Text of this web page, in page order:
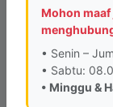
kantor
INTAN
Graha
Saya
Mohon
• Senin –
• Sabtu:
• Minggu &